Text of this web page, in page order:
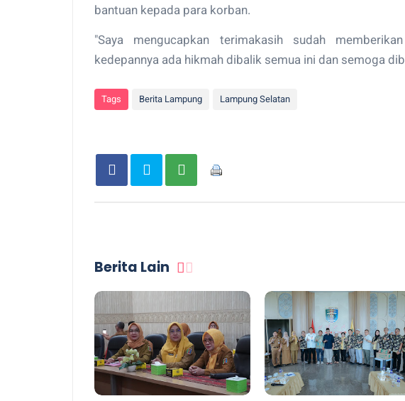
bantuan kepada para korban.
"Saya mengucapkan terimakasih sudah
kedepannya ada hikmah dibalik semua ini dan semoga
Tags Berita Lampung Lampung Selatan
Berita Lain